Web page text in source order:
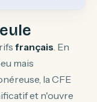
français. En
mais
la CFE
et n'ouvre